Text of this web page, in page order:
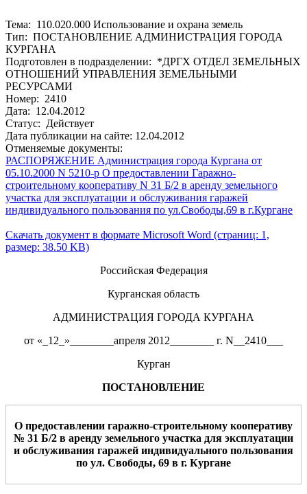
Тема: 110.020.000 Использование и охрана земель
Тип: ПОСТАНОВЛЕНИЕ АДМИНИСТРАЦИЯ ГОРОДА
КУРГАНА
Подготовлен в подразделении: *ДРГХ ОТДЕЛ ЗЕМЕЛЬНЫХ
ОТНОШЕНИЙ УПРАВЛЕНИЯ ЗЕМЕЛЬНЫМИ
РЕСУРСАМИ
Номер: 2410
Дата: 12.04.2012
Статус: Действует
Дата публикации на сайте: 12.04.2012
Отменяемые документы:
РАСПОРЯЖЕНИЕ Администрация города Кургана от
05.10.2000 N 5210-р О предоставлении Гаражно-
строительному кооперативу N 31 Б/2 в аренду земельного
участка для эксплуатации и обслуживания гаражей
индивидуального пользования по ул.Свободы,69 в г.Кургане
Скачать документ в формате Microsoft Word (страниц: 1,
размер: 38.50 KB)
Российская Федерация
Курганская область
АДМИНИСТРАЦИЯ ГОРОДА КУРГАНА
от «_12_»________апреля 2012________ г. N__2410___
Курган
ПОСТАНОВЛЕНИЕ
О предоставлении гаражно-строительному кооперативу
№ 31 Б/2 в аренду земельного участка для эксплуатации
и обслуживания гаражей индивидуального пользования
по ул. Свободы, 69 в г. Кургане